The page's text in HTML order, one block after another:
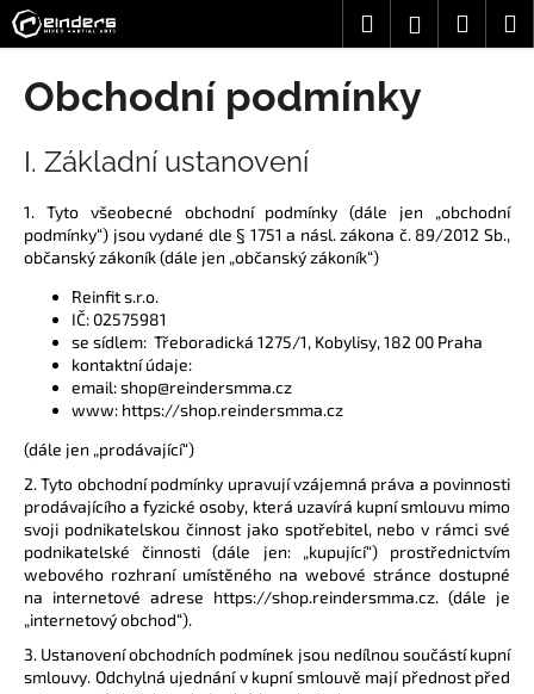
Přejít
na
obsah
HledatPřihlášení
Obchodní podmínky
I. Základní ustanovení
1. Tyto všeobecné obchodní podmínky (dále jen „obchodní
podmínky“) jsou vydané dle § 1751 a násl. zákona č. 89/2012 Sb.,
občanský zákoník (dále jen „občanský zákoník“)
Reinfit s.r.o.
IČ: 02575981
se sídlem: Třeboradická 1275/1, Kobylisy, 182 00 Praha
kontaktní údaje:
email: shop@reindersmma.cz
www: https://shop.reindersmma.cz
(dále jen „prodávající“)
2. Tyto obchodní podmínky upravují vzájemná práva a povinnosti
prodávajícího a fyzické osoby, která uzavírá kupní smlouvu mimo
svoji podnikatelskou činnost jako spotřebitel, nebo v rámci své
podnikatelské činnosti (dále jen: „kupující“) prostřednictvím
webového rozhraní umístěného na webové stránce dostupné
na internetové adrese https://shop.reindersmma.cz. (dále je
„internetový obchod“).
3. Ustanovení obchodních podmínek jsou nedílnou součástí kupní
smlouvy. Odchylná ujednání v kupní smlouvě mají přednost před
K
o
o
o
t
e
t
e
n
a
j
í
t